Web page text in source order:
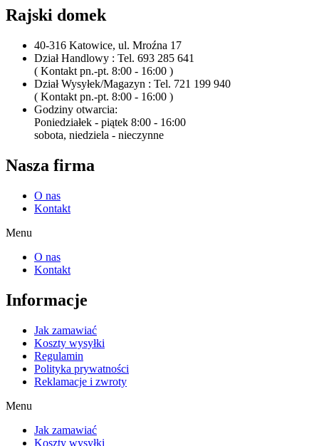
Rajski domek
40-316 Katowice, ul. Mroźna 17
Dział Handlowy : Tel. 693 285 641
( Kontakt pn.-pt. 8:00 - 16:00 )
Dział Wysyłek/Magazyn : Tel. 721 199 940
( Kontakt pn.-pt. 8:00 - 16:00 )
Godziny otwarcia:
Poniedziałek - piątek 8:00 - 16:00
sobota, niedziela - nieczynne
Nasza firma
O nas
Kontakt
Menu
O nas
Kontakt
Informacje
Jak zamawiać
Koszty wysyłki
Regulamin
Polityka prywatności
Reklamacje i zwroty
Menu
Jak zamawiać
Koszty wysyłki